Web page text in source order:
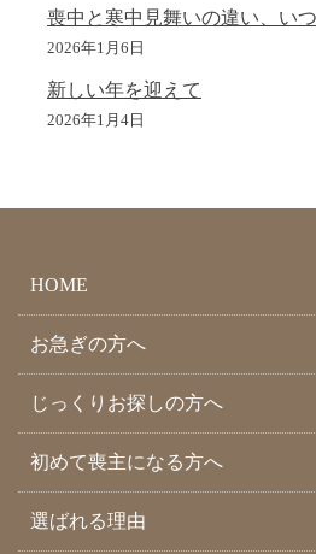
喪中と寒中見舞いの違い、い
2026年1月6日
新しい年を迎えて
2026年1月4日
HOME
お急ぎの方へ
じっくりお探しの方へ
初めて喪主になる方へ
選ばれる理由